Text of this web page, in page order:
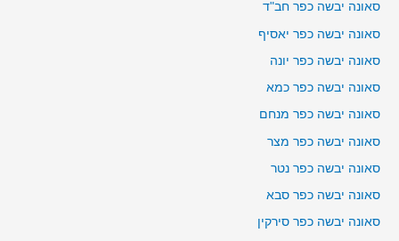
סאונה יבשה כפר חב"ד
סאונה יבשה כפר יאסיף
סאונה יבשה כפר יונה
סאונה יבשה כפר כמא
סאונה יבשה כפר מנחם
סאונה יבשה כפר מצר
סאונה יבשה כפר נטר
סאונה יבשה כפר סבא
סאונה יבשה כפר סירקין